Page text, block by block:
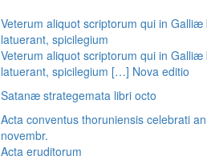
Veterum aliquot scriptorum qui in
latuerant, spicilegium
Veterum aliquot scriptorum qui in
latuerant, spicilegium […] Nova editio
Satanæ strategemata libri octo
Acta conventus thoruniensis celebrati
novembr.
Acta eruditorum